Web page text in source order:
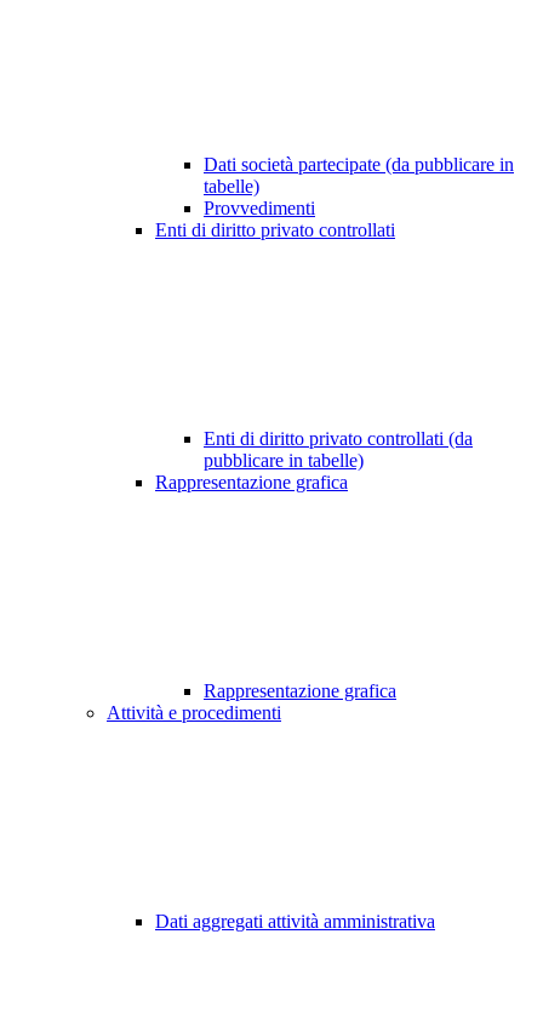
Dati società partecipate (da pubblicare in
tabelle)
Provvedimenti
Enti di diritto privato controllati
Enti di diritto privato controllati (da
pubblicare in tabelle)
Rappresentazione grafica
Rappresentazione grafica
Attività e procedimenti
Dati aggregati attività amministrativa